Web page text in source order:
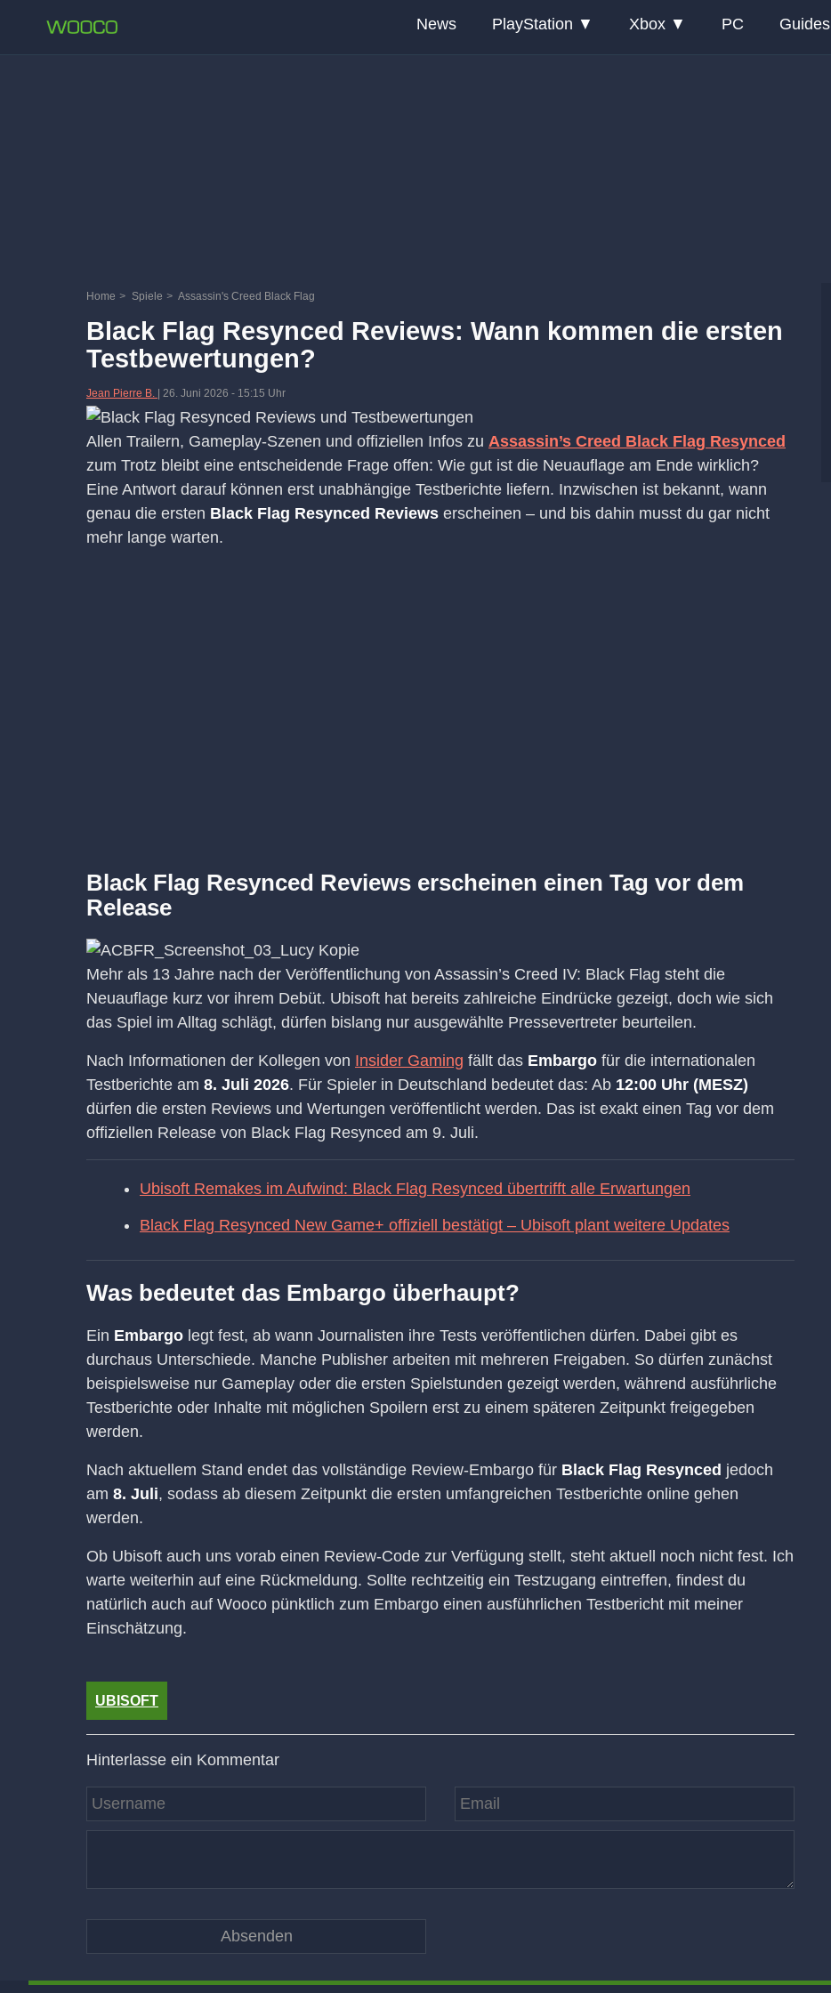
News PlayStation Xbox PC Guides
Home > Spiele > Assassin's Creed Black Flag
Black Flag Resynced Reviews: Wann kommen die ersten
Testbewertungen?
Jean Pierre B. 26. Juni 2026 - 15:15 Uhr
Allen Trailern, Gameplay-Szenen und offiziellen Infos zu Assassin’s Creed Black Flag Resynced
zum Trotz bleibt eine entscheidende Frage offen: Wie gut ist die Neuauflage am Ende wirklich?
Eine Antwort darauf können erst unabhängige Testberichte liefern. Inzwischen ist bekannt, wann
genau die ersten Black Flag Resynced Reviews erscheinen – und bis dahin musst du gar nicht
mehr lange warten.
Black Flag Resynced Reviews erscheinen einen Tag vor dem
Release
Mehr als 13 Jahre nach der Veröffentlichung von Assassin’s Creed IV: Black Flag steht die
Neuauflage kurz vor ihrem Debüt. Ubisoft hat bereits zahlreiche Eindrücke gezeigt, doch wie sich
das Spiel im Alltag schlägt, dürfen bislang nur ausgewählte Pressevertreter beurteilen.
Nach Informationen der Kollegen von Insider Gaming fällt das Embargo für die internationalen
Testberichte am 8. Juli 2026. Für Spieler in Deutschland bedeutet das: Ab 12:00 Uhr (MESZ)
dürfen die ersten Reviews und Wertungen veröffentlicht werden. Das ist exakt einen Tag vor dem
offiziellen Release von Black Flag Resynced am 9. Juli.
Ubisoft Remakes im Aufwind: Black Flag Resynced übertrifft alle Erwartungen
Black Flag Resynced New Game+ offiziell bestätigt – Ubisoft plant weitere Updates
Was bedeutet das Embargo überhaupt?
Ein Embargo legt fest, ab wann Journalisten ihre Tests veröffentlichen dürfen. Dabei gibt es
durchaus Unterschiede. Manche Publisher arbeiten mit mehreren Freigaben. So dürfen zunächst
beispielsweise nur Gameplay oder die ersten Spielstunden gezeigt werden, während ausführliche
Testberichte oder Inhalte mit möglichen Spoilern erst zu einem späteren Zeitpunkt freigegeben
werden.
Nach aktuellem Stand endet das vollständige Review-Embargo für Black Flag Resynced jedoch
am 8. Juli, sodass ab diesem Zeitpunkt die ersten umfangreichen Testberichte online gehen
werden.
Ob Ubisoft auch uns vorab einen Review-Code zur Verfügung stellt, steht aktuell noch nicht fest. Ich
warte weiterhin auf eine Rückmeldung. Sollte rechtzeitig ein Testzugang eintreffen, findest du
natürlich auch auf Wooco pünktlich zum Embargo einen ausführlichen Testbericht mit meiner
Einschätzung.
UBISOFT
Hinterlasse ein Kommentar